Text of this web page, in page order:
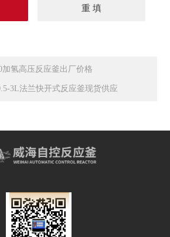
加氢高压反应釜出厂价格
3L法兰快开式反应釜现货供应